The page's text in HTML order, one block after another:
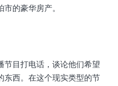
的豪华房产。
节目打电话，谈论他们希望
东西。在这个现实类型的节